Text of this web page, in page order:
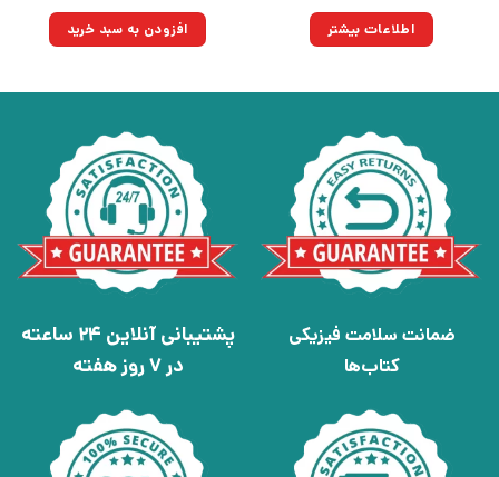
اطلاعات بیشتر ۲۹۵,۰۰۰تومان
بود.
۲۱۰,۹۲۵تومان.افزودن به سبد خرید
ضمانت سلامت فیزیکی
کتاب‌ها
پشتیبانی آنلاین 24 ساعته
در 7 روز هفته